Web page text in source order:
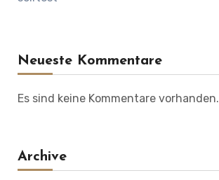
Neueste Kommentare
Es sind keine Kommentare vorhanden.
Archive